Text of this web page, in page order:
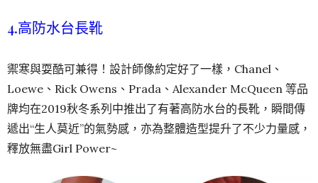
4.高防水台長靴
禦寒與耍酷可兼得！設計師像約定好了一樣，Chanel、
Loewe、Rick Owens、Prada、Alexander McQueen 等品
牌均在2019秋冬系列中推出了有著高防水台的長靴，瞬間傳
遞出“生人莫近”的氣勢感，亦為整體造型提升了不少力量感，
釋放無盡Girl Power~